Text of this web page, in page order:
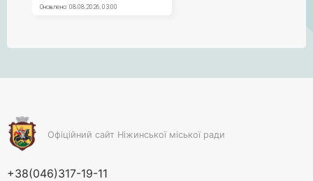
Офіційний сайт Ніжинської міської ради
+38(046)317-19-11